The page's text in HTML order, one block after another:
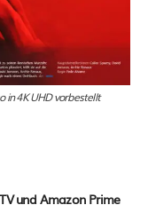
in 4K UHD vorbestellt
und Amazon Prime